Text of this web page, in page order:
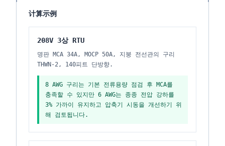
计算示例
208V 3상 RTU
명판 MCA 34A, MOCP 50A, 지붕 전선관의 구리
THWN-2, 140피트 단방향.
8 AWG 구리는 기본 전류용량 점검 후 MCA를
충족할 수 있지만 6 AWG는 종종 전압 강하를
3% 가까이 유지하고 압축기 시동을 개선하기 위
해 검토됩니다.